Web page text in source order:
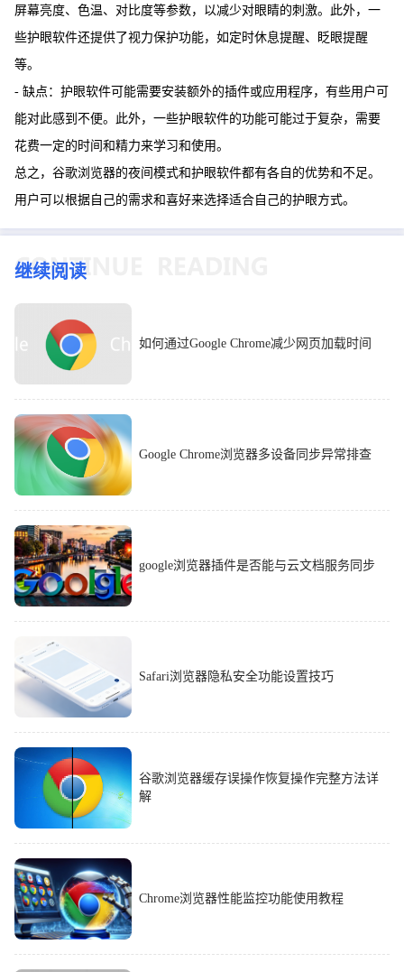
屏幕亮度、色温、对比度等参数，以减少对眼睛的刺激。此外，一
些护眼软件还提供了视力保护功能，如定时休息提醒、眨眼提醒
等。
- 缺点：护眼软件可能需要安装额外的插件或应用程序，有些用户可
能对此感到不便。此外，一些护眼软件的功能可能过于复杂，需要
花费一定的时间和精力来学习和使用。
总之，谷歌浏览器的夜间模式和护眼软件都有各自的优势和不足。
用户可以根据自己的需求和喜好来选择适合自己的护眼方式。
继续阅读
如何通过Google Chrome减少网页加载时间
Google Chrome浏览器多设备同步异常排查
google浏览器插件是否能与云文档服务同步
Safari浏览器隐私安全功能设置技巧
谷歌浏览器缓存误操作恢复操作完整方法详
解
Chrome浏览器性能监控功能使用教程